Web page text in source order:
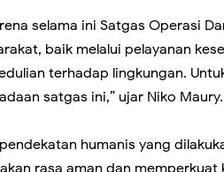
selama ini Satgas Operasi
baik melalui pelayanan
terhadap lingkungan.
satgas ini,” ujar Niko Maury.
humanis yang
rasa aman dan memperkuat